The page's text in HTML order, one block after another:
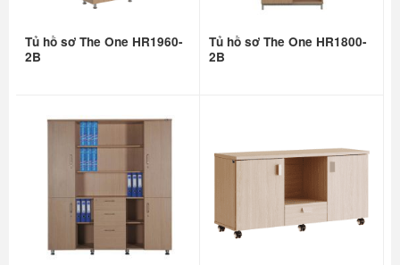
Tủ hồ sơ The One HR1960-
2B
Tủ hồ sơ The One HR1800-
2B